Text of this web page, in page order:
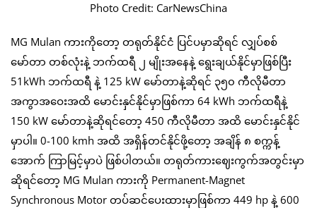
Photo Credit: CarNewsChina
MG Mulan ကားကိုတော့ တရုတ်နိုင်ငံ ပြင်ပမှာဆိုရင် လျှပ်စစ်
မော်တာ တစ်လုံးနဲ့ ဘက်ထရီ ၂ မျိုးအနေနဲ့ ရွေးချယ်နိုင်မှာဖြစ်ပြီး
51kWh ဘက်ထရီ နဲ့ 125 kW မော်တာနဲ့ဆိုရင် ၃၅၀ ကီလိုမီတာ
အကွာအဝေးအထိ မောင်းနှင်နိုင်မှာဖြစ်ကာ 64 kWh ဘက်ထရီနဲ့
150 kW မော်တာနဲ့ဆိုရင်တော့ 450 ကီလိုမီတာ အထိ မောင်းနှင်နိုင်
မှာပါ။ 0-100 kmh အထိ အရှိန်တင်နိုင်ဖို့တော့ အချိန် ၈ စက္ကန့်
အောက် ကြာမြင့်မှာပဲ ဖြစ်ပါတယ်။ တရုတ်ကားဈေးကွက်အတွင်းမှာ
ဆိုရင်တော့ MG Mulan ကားကို Permanent-Magnet
Synchronous Motor တပ်ဆင်ပေးထားမှာဖြစ်ကာ 449 hp နဲ့ 600